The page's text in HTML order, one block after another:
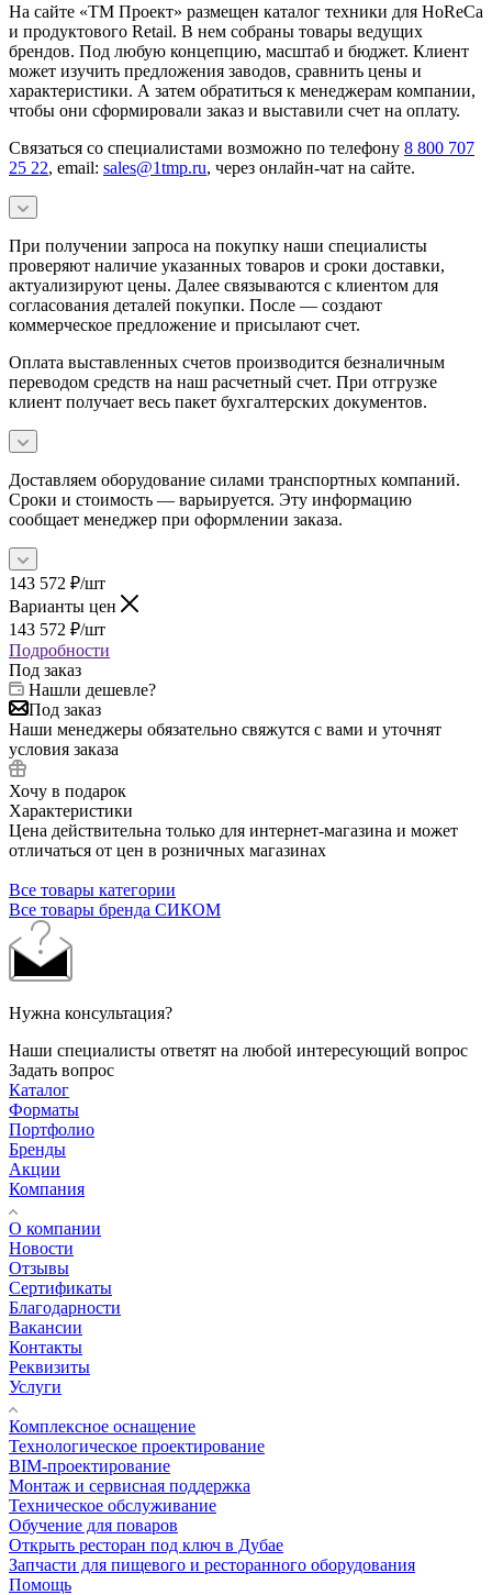
На сайте «ТМ Проект» размещен каталог техники для HoReCa
и продуктового Retail. В нем собраны товары ведущих
брендов. Под любую концепцию, масштаб и бюджет. Клиент
может изучить предложения заводов, сравнить цены и
характеристики. А затем обратиться к менеджерам компании,
чтобы они сформировали заказ и выставили счет на оплату.
Связаться со специалистами возможно по телефону 8 800 707
25 22, email: sales@1tmp.ru, через онлайн-чат на сайте.
При получении запроса на покупку наши специалисты
проверяют наличие указанных товаров и сроки доставки,
актуализируют цены. Далее связываются с клиентом для
согласования деталей покупки. После — создают
коммерческое предложение и присылают счет.
Оплата выставленных счетов производится безналичным
переводом средств на наш расчетный счет. При отгрузке
клиент получает весь пакет бухгалтерских документов.
Доставляем оборудование силами транспортных компаний.
Сроки и стоимость — варьируется. Эту информацию
сообщает менеджер при оформлении заказа.
143 572 ₽/шт
Варианты цен
143 572 ₽/шт
Подробности
Под заказ
Нашли дешевле?
Под заказ
Наши менеджеры обязательно свяжутся с вами и уточнят
условия заказа
Хочу в подарок
Характеристики
Цена действительна только для интернет-магазина и может
отличаться от цен в розничных магазинах
Все товары категории
Все товары бренда СИКОМ
Нужна консультация?
Наши специалисты ответят на любой интересующий вопрос
Задать вопрос
Каталог
Форматы
Портфолио
Бренды
Акции
Компания
О компании
Новости
Отзывы
Сертификаты
Благодарности
Вакансии
Контакты
Реквизиты
Услуги
Комплексное оснащение
Технологическое проектирование
BIM-проектирование
Монтаж и сервисная поддержка
Техническое обслуживание
Обучение для поваров
Открыть ресторан под ключ в Дубае
Запчасти для пищевого и ресторанного оборудования
Помощь